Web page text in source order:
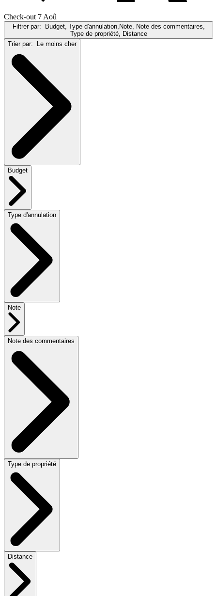
Check-out 7 Aoû
Filtrer par:
Budget, Type d'annulation,Note, Note des commentaires,
Type de propriété, Distance
Trier par:
Le moins cher
Budget
Type d'annulation
Note
Note des commentaires
Type de propriété
Distance